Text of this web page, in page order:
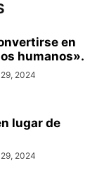
en
humanos».
2024
lugar de
2024